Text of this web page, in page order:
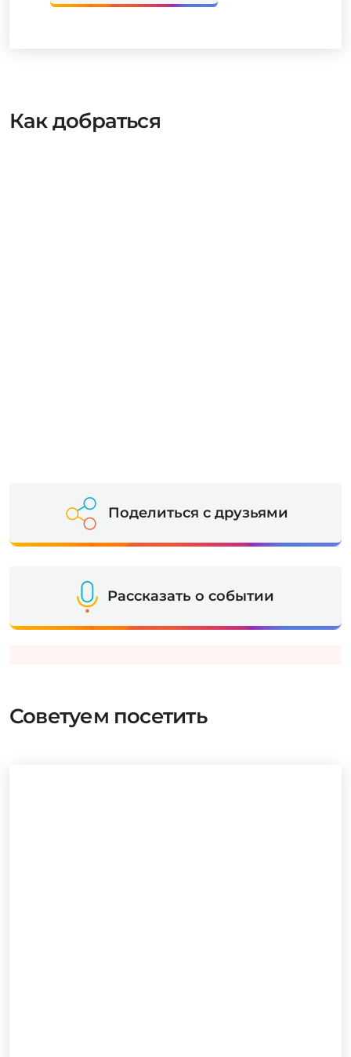
дизайнерскую одежду, и необычные
Выбрать ярмарку
Рассказать о событии